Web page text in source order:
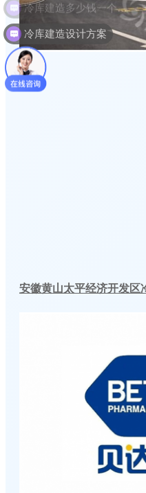
安徽黄山太平经济开发区
冷库建造设计方案